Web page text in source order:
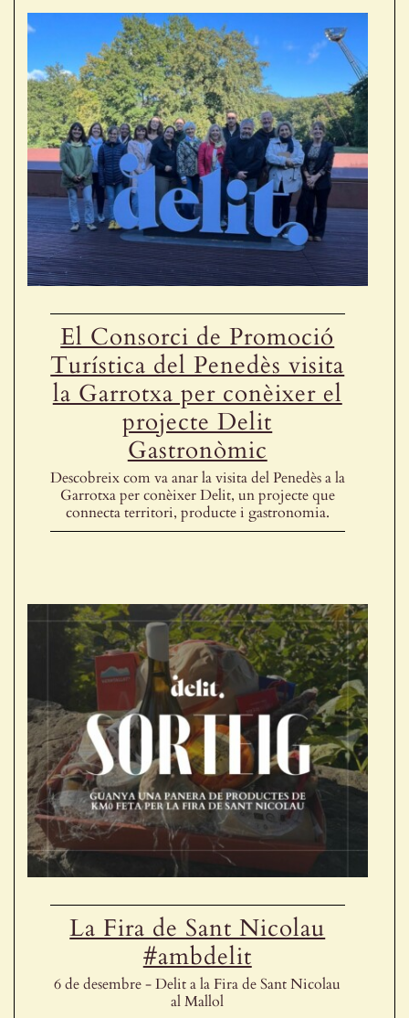
El Consorci de Promoció
Turística del Penedès visita
la Garrotxa per conèixer el
projecte Delit
Gastronòmic
Descobreix com va anar la visita del Penedès a la
Garrotxa per conèixer Delit, un projecte que
connecta territori, producte i gastronomia.
La Fira de Sant Nicolau
#ambdelit
6 de desembre - Delit a la Fira de Sant Nicolau
al Mallol